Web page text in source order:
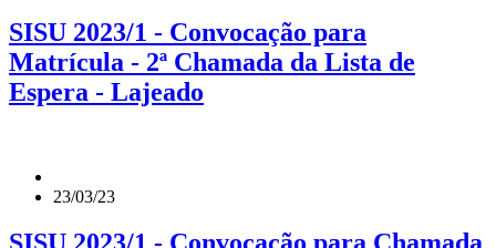
SISU 2023/1 - Convocação para
Matrícula - 2ª Chamada da Lista de
Espera - Lajeado
23/03/23